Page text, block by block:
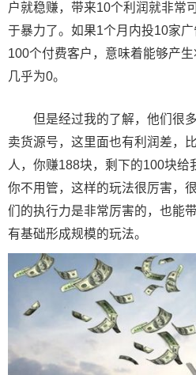
户就稳赚，带来10个利润就非常
于暴力了。如果1个月内投10家
100个付费客户，意味着能够产
几乎为0。
但是经过我的了解，他们很多
卖货源号，这里面也有利润差，
人，你赚188块，剩下的100块给
你不用管，这样的玩法很厉害，
们的执行力是非常厉害的，也能
有基础形成规模的玩法。